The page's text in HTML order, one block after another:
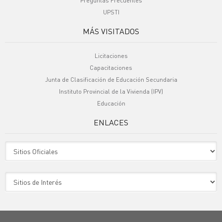
UPSTI
MÁS VISITADOS
Licitaciones
Capacitaciones
Junta de Clasificación de Educación Secundaria
Instituto Provincial de la Vivienda (IPV)
Educación
ENLACES